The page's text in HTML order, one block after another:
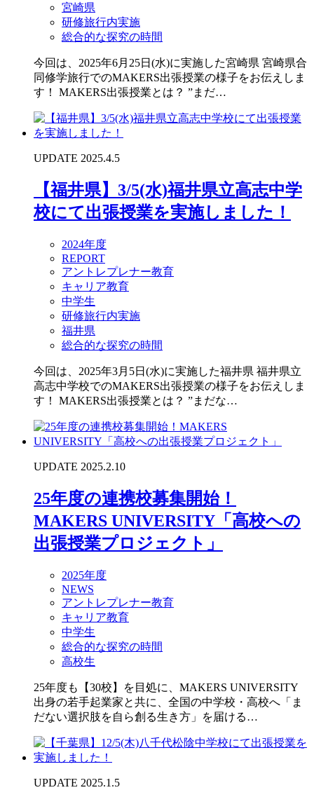
宮崎県
研修旅行内実施
総合的な探究の時間
今回は、2025年6月25日(水)に実施した宮崎県 宮崎県合
同修学旅行でのMAKERS出張授業の様子をお伝えしま
す！ MAKERS出張授業とは？ ”まだ…
UPDATE 2025.4.5
【福井県】3/5(水)福井県立高志中学
校にて出張授業を実施しました！
2024年度
REPORT
アントレプレナー教育
キャリア教育
中学生
研修旅行内実施
福井県
総合的な探究の時間
今回は、2025年3月5日(水)に実施した福井県 福井県立
高志中学校でのMAKERS出張授業の様子をお伝えしま
す！ MAKERS出張授業とは？ ”まだな…
UPDATE 2025.2.10
25年度の連携校募集開始！
MAKERS UNIVERSITY「高校への
出張授業プロジェクト」
2025年度
NEWS
アントレプレナー教育
キャリア教育
中学生
総合的な探究の時間
高校生
25年度も【30校】を目処に、MAKERS UNIVERSITY
出身の若手起業家と共に、全国の中学校・高校へ「ま
だない選択肢を自ら創る生き方」を届ける…
UPDATE 2025.1.5